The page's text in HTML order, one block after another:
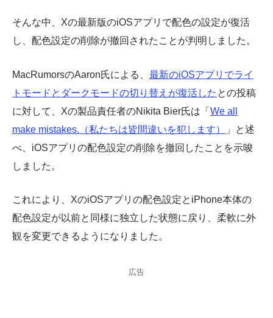
そんな中、Xの最新版のiOSアプリで配色の設定が復活
し、配色設定の削除が撤回されたことが判明しました。
MacRumorsのAaron氏による、 最新のiOSアプリでライ
トモードとダークモードの切り替えが復活した との投稿
に対して、Xの製品責任者のNikita Bier氏は「 We all
make mistakes.（私たちは皆間違いを犯します）
」と述
べ、iOSアプリの配色設定の削除を撤回したことを示唆
しました。
これにより、XのiOSアプリの配色設定とiPhone本体の
配色設定が以前と同様に独立した状態に戻り、柔軟に外
観を変更できるようになりました。
広告